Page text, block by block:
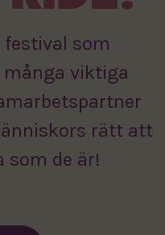
festival som
viktiga
rätt att
som de är!